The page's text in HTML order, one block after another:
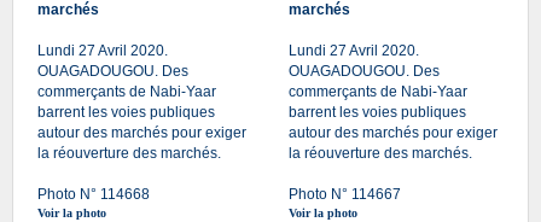
marchés
Lundi 27 Avril 2020.
OUAGADOUGOU. Des
commerçants de Nabi-Yaar
barrent les voies publiques
autour des marchés pour exiger
la réouverture des marchés.
Photo N° 114668
Voir la photo
marchés
Lundi 27 Avril 2020.
OUAGADOUGOU. Des
commerçants de Nabi-Yaar
barrent les voies publiques
autour des marchés pour exiger
la réouverture des marchés.
Photo N° 114667
Voir la photo